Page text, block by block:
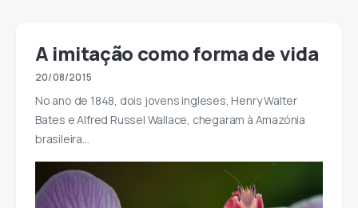
A imitação como forma de vida
20/08/2015
No ano de 1848, dois jovens ingleses, Henry Walter
Bates e Alfred Russel Wallace, chegaram à Amazónia
brasileira…